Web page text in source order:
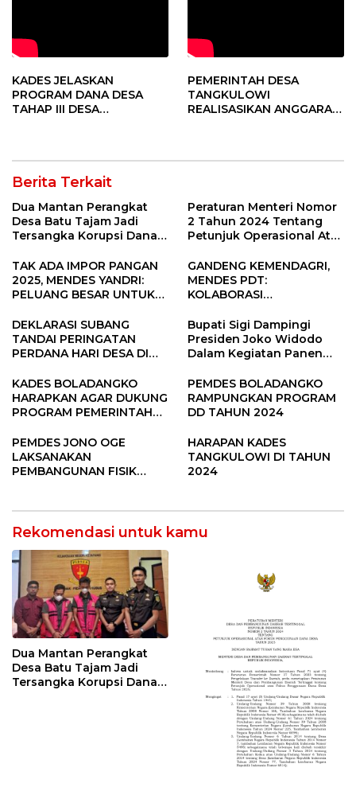
KADES JELASKAN
PROGRAM DANA DESA
TAHAP III DESA
PEMERINTAH DESA
TANGKULOWI
REALISASIKAN ANGGARAN
Berita Terkait
Dua Mantan Perangkat
Desa Batu Tajam Jadi
Tersangka Korupsi Dana
Peraturan Menteri Nomor
2 Tahun 2024 Tentang
Petunjuk Operasional Atas
Desa Tahun 2025
TAK ADA IMPOR PANGAN
2025, MENDES YANDRI:
PELUANG BESAR UNTUK
GANDENG KEMENDAGRI,
MENDES PDT:
KOLABORASI
PEMBANGUNAN DESA
DEKLARASI SUBANG
TANDAI PERINGATAN
PERDANA HARI DESA DI
Bupati Sigi Dampingi
Presiden Joko Widodo
Dalam Kegiatan Panen
Pandere
KADES BOLADANGKO
HARAPKAN AGAR DUKUNG
PROGRAM PEMERINTAH
PEMDES BOLADANGKO
RAMPUNGKAN PROGRAM
DD TAHUN 2024
PEMDES JONO OGE
LAKSANAKAN
PEMBANGUNAN FISIK
HARAPAN KADES
TANGKULOWI DI TAHUN
2024
Rekomendasi untuk kamu
Dua Mantan Perangkat
Desa Batu Tajam Jadi
Tersangka Korupsi Dana